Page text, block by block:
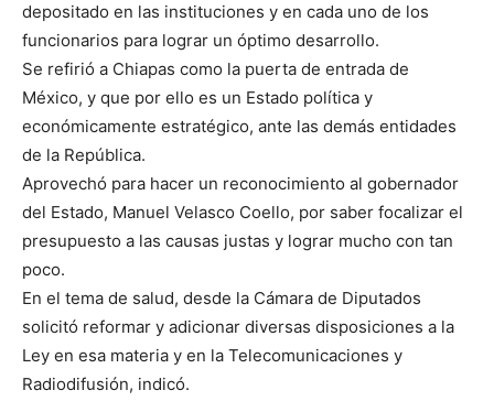
depositado en las instituciones y en cada uno de los
funcionarios para lograr un óptimo desarrollo.
Se refirió a Chiapas como la puerta de entrada de
México, y que por ello es un Estado política y
económicamente estratégico, ante las demás entidades
de la República.
Aprovechó para hacer un reconocimiento al gobernador
del Estado, Manuel Velasco Coello, por saber focalizar el
presupuesto a las causas justas y lograr mucho con tan
poco.
En el tema de salud, desde la Cámara de Diputados
solicitó reformar y adicionar diversas disposiciones a la
Ley en esa materia y en la Telecomunicaciones y
Radiodifusión, indicó.